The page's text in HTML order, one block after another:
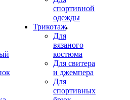
спортивной
одежды
Трикотаж
Для
вязаного
костюма
Для свитера
и джемпера
Для
спортивных